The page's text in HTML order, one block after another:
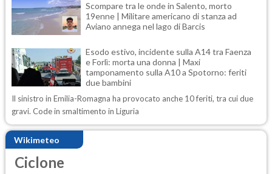
Scompare tra le onde in Salento, morto
19enne | Militare americano di stanza ad
Aviano annega nel lago di Barcis
Esodo estivo, incidente sulla A14 tra Faenza
e Forlì: morta una donna | Maxi
tamponamento sulla A10 a Spotorno: feriti
due bambini
Il sinistro in Emilia-Romagna ha provocato anche 10 feriti, tra cui due
gravi. Code in smaltimento in Liguria
Wikimeteo
Ciclone